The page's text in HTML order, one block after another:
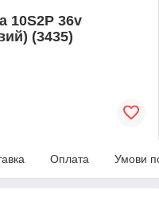
10S2P 36v
(3435)
Оплата Умови